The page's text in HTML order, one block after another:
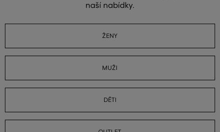
naší nabídky.
ŽENY
MUŽI
DĚTI